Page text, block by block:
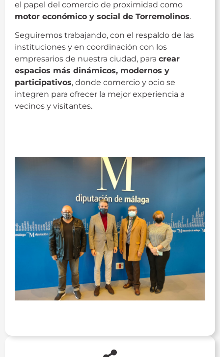
el papel del comercio de proximidad como
motor económico y social de Torremolinos.
Seguiremos trabajando, con el respaldo de las
instituciones y en coordinación con los
empresarios de nuestra ciudad, para crear
espacios más dinámicos, modernos y
participativos, donde comercio y ocio se
integren para ofrecer la mejor experiencia a
vecinos y visitantes.